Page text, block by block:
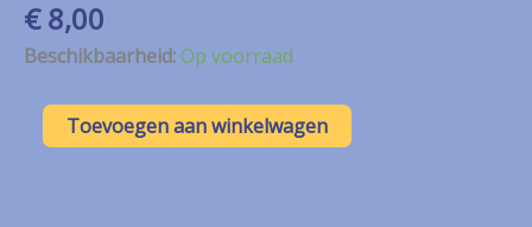
€8,00
Beschikbaarheid:Op voorraad
MS
Mode Toevoegen aan winkelwagen